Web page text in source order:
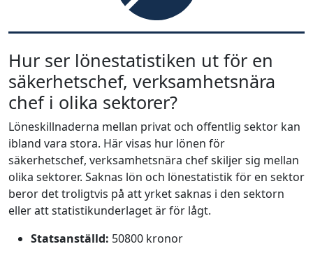
Hur ser lönestatistiken ut för en
säkerhetschef, verksamhetsnära
chef i olika sektorer?
Löneskillnaderna mellan privat och offentlig sektor kan
ibland vara stora. Här visas hur lönen för
säkerhetschef, verksamhetsnära chef skiljer sig mellan
olika sektorer. Saknas lön och lönestatistik för en sektor
beror det troligtvis på att yrket saknas i den sektorn
eller att statistikunderlaget är för lågt.
Statsanställd: 50800 kronor